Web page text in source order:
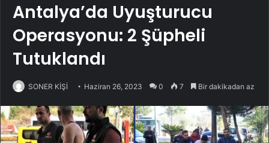
Antalya’da Uyuşturucu
Operasyonu: 2 Şüpheli
Tutuklandı
SONER KİŞİ Haziran 26, 2023 0 7 Bir dakikadan az